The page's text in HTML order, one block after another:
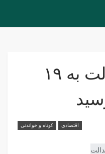
بهای سهام عدالت به ۱۹
اقتصادی کوتاه و خواندنی